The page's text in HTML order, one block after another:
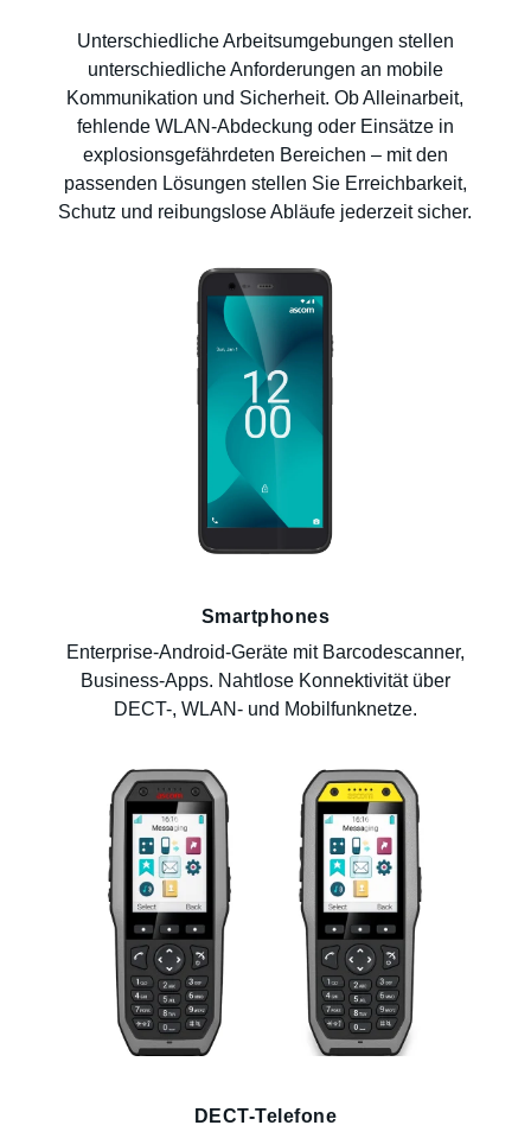
Unterschiedliche Arbeitsumgebungen stellen
unterschiedliche Anforderungen an mobile
Kommunikation und Sicherheit. Ob Alleinarbeit,
fehlende WLAN-Abdeckung oder Einsätze in
explosionsgefährdeten Bereichen – mit den
passenden Lösungen stellen Sie Erreichbarkeit,
Schutz und reibungslose Abläufe jederzeit sicher.
Smartphones
Enterprise-Android-Geräte mit Barcodescanner,
Business-Apps. Nahtlose Konnektivität über
DECT-, WLAN- und Mobilfunknetze.
DECT-Telefone